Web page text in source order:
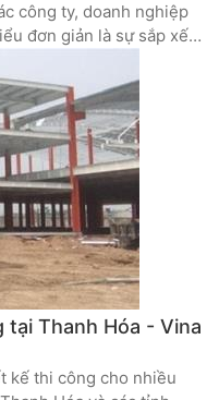
công ty, doanh nghiệp
đơn giản là sự sắp xếp,
sao cho phù hợp,
Thanh Hóa - Vina
kế thi công cho nhiều